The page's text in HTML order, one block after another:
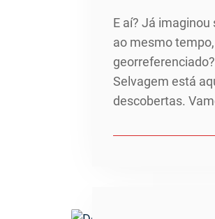
E aí? Já
ao mesmo
Selvagem está
descobertas.